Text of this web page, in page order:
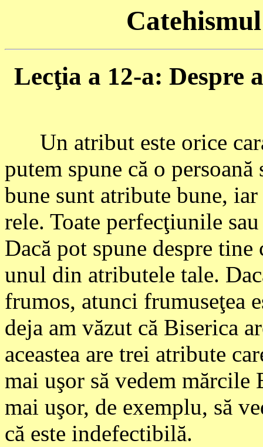
Lecţia a 12-a: Despre
Un atribut este orice
putem spune că o
bune sunt atribute bune,
rele. Toate perfecţiunile
Dacă pot spune despre
unul din atributele tale.
frumos, atunci frumuseţea
deja am văzut că Biserica
aceastea are trei atribute
mai uşor să vedem
mai uşor, de exemplu, să
că este indefectibilă.